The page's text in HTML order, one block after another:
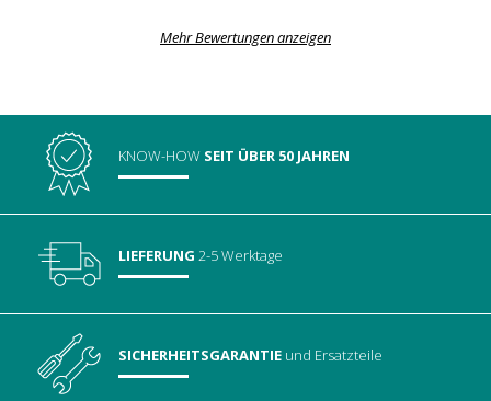
Mehr Bewertungen anzeigen
KNOW-HOW SEIT ÜBER 50 JAHREN
LIEFERUNG 2-5 Werktage
SICHERHEITSGARANTIE und Ersatzteile